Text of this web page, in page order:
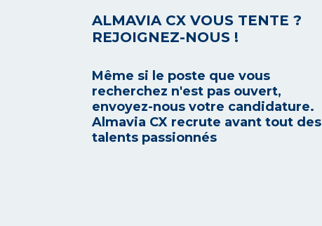
ALMAVIA CX VOUS TENTE ?
REJOIGNEZ-NOUS !
Même si le poste que vous
recherchez n'est pas ouvert,
envoyez-nous votre candidature.
Almavia CX recrute avant tout des
talents passionnés